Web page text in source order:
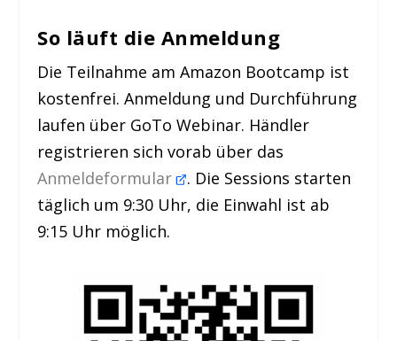
So läuft die Anmeldung
Die Teilnahme am Amazon Bootcamp ist
kostenfrei. Anmeldung und Durchführung
laufen über GoTo Webinar. Händler
registrieren sich vorab über das
Anmeldeformular . Die Sessions starten
täglich um 9:30 Uhr, die Einwahl ist ab
9:15 Uhr möglich.